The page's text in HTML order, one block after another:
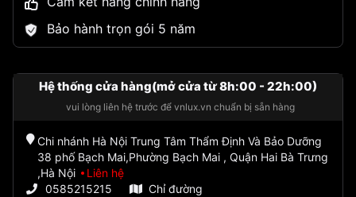
Bảo hành trọn gói 5 năm
Hệ thống cửa hàng(mở cửa từ 8h:00 - 22h:00)
vui lòng liên hệ trước để vnlux.vn chuẩn bị sẵn hàng
Chi nhánh Hà Nội Trung Tâm Thẩm Định Và Bảo Dưỡng
38 phố Bạch Mai,Phường Bạch Mai , Quận Hai Bà Trưng
,Hà Nội
Liên hệ
0585215215
Chỉ đường